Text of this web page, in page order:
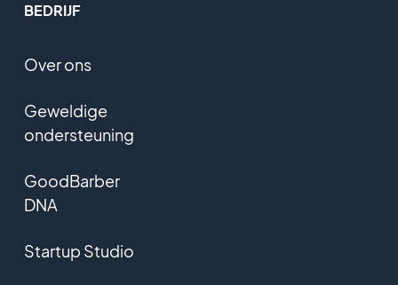
BEDRIJF
Over ons
Geweldige
ondersteuning
GoodBarber
DNA
Startup Studio